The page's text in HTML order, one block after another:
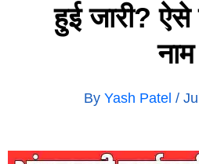
हुई जारी?
नाम
By Yash Patel /